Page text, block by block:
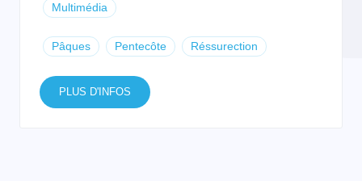
Multimédia
Pâques Pentecôte Réssurection
PLUS D'INFOS